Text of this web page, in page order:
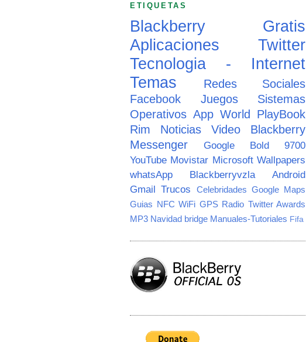
ETIQUETAS
Blackberry
Gratis
Aplicaciones
Twitter
Tecnologia - Internet
Temas
Redes Sociales
Facebook
Juegos
Sistemas
Operativos App World PlayBook
Rim
Noticias Video
Blackberry
Messenger
Google
Bold 9700
YouTube Movistar Microsoft Wallpapers
whatsApp
Blackberryvzla
Android
Gmail Trucos Celebridades Google Maps
Guias NFC WiFi GPS Radio Twitter Awards
MP3 Navidad bridge Manuales-Tutoriales Fifa